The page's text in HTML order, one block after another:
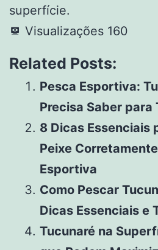
superfície.
Visualizações 160
Related Posts:
Pesca Esportiva:
Precisa Saber para
8 Dicas Essenciais
Peixe
Esportiva
Como Pescar
Dicas Essenciais e
Tucunaré na